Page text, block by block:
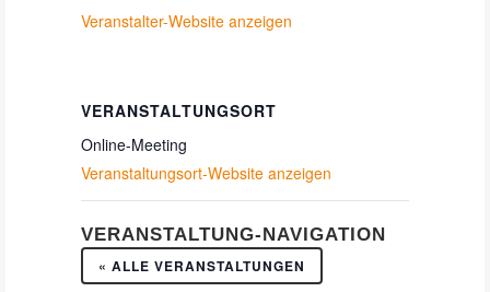
Veranstalter-Website anzeigen
VERANSTALTUNGSORT
Online-Meeting
Veranstaltungsort-Website anzeigen
VERANSTALTUNG-NAVIGATION
« ALLE VERANSTALTUNGEN